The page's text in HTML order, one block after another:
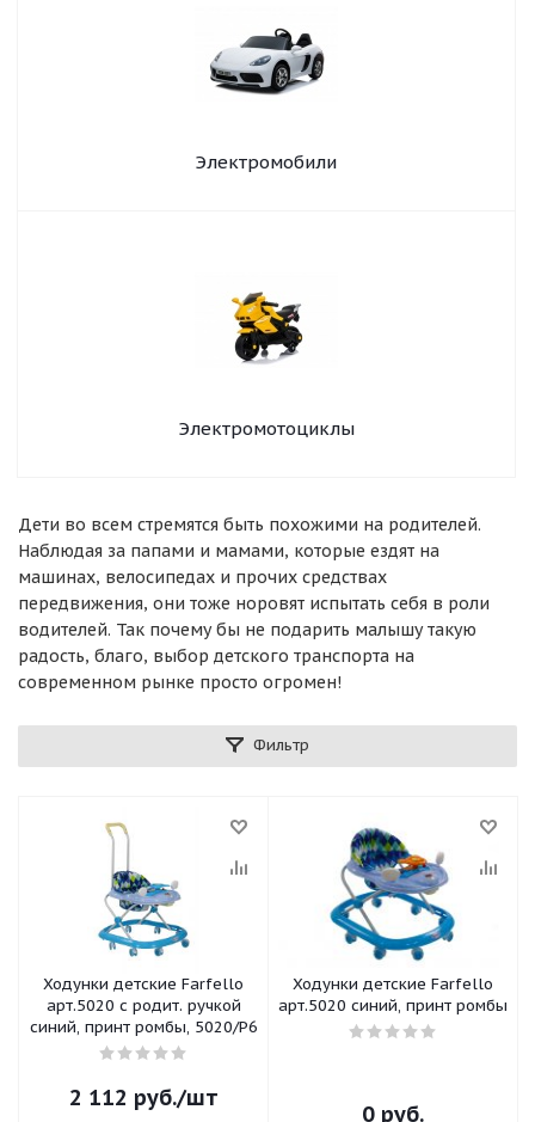
Электромобили
Электромотоциклы
Дети во всем стремятся быть похожими на родителей.
Наблюдая за папами и мамами, которые ездят на
машинах, велосипедах и прочих средствах
передвижения, они тоже норовят испытать себя в роли
водителей. Так почему бы не подарить малышу такую
радость, благо, выбор детского транспорта на
современном рынке просто огромен!
Фильтр
Ходунки детские Farfello
арт.5020 с родит. ручкой
синий, принт ромбы, 5020/Р6
2 112 руб./шт
Ходунки детские Farfello
арт.5020 синий, принт ромбы
0 руб.